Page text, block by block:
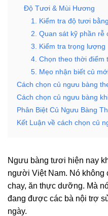
Độ Tươi & Mùi Hương
1. Kiểm tra độ tươi
2. Quan sát kỹ phần rễ
3. Kiểm tra trọng lượng
4. Chọn theo thời điểm
5. Mẹo nhận biết củ
Cách chọn củ ngưu bàng
Cách chọn củ ngưu bàng
Phân Biệt Củ Ngưu Bàng
Kết Luận về cách chọn củ
Ngưu bàng tươi hiện nay
người Việt Nam. Nó
chay, ăn thực dưỡng. Mà
đang được các bà nội trợ
ngày.